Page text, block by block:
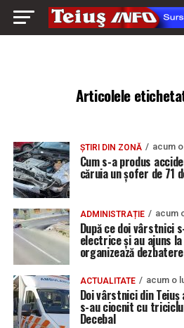
Articolele
ȘTIRI DIN ZONĂ acum
Cum s-a produs
căruia un șofer de 71
ADMINISTRAȚIE acum
După ce doi vârstnici
electrice și au ajuns
organizează
ACTUALITATE acum o
Doi vârstnici din
s-au ciocnit cu
Decebal